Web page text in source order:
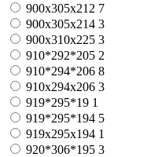
900х305х212 7
900х305х214 3
900х310х225 3
910*292*205 2
910*294*206 8
910x294x206 3
919*295*19 1
919*295*194 5
919х295х194 1
920*306*195 3